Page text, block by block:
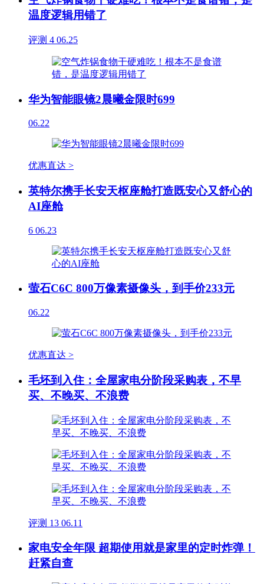
温度逻辑用错了
评测 4 06.25
华为智能眼镜2晨曦金限时699
06.22
优惠直达 >
英特尔携手长安天枢座舱打造既安心又舒心的
AI座舱
6 06.23
萤石C6C 800万像素摄像头，到手价233元
06.22
优惠直达 >
毛坯到入住：全屋家电分阶段采购表，不早
买、不晚买、不浪费
评测 13 06.11
家电安全年限 超期使用就是家里的定时炸弹！
赶紧自查